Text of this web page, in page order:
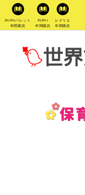
PriPriパレット
年間購読
PriPri
年間購読
レクリエ
年間購読